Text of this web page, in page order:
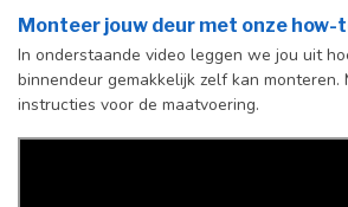
Afdekkap
vloerscharnier
(uitsluitend
taatsdeuren)
Incl. zwart
Monteer jouw deur met onze how-
In onderstaande video leggen we jou uit
binnendeur gemakkelijk zelf kan monteren.
instructies voor de maatvoering.